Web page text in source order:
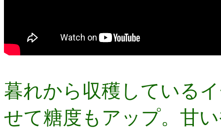
暮れから収穫している
せて糖度もアップ。甘